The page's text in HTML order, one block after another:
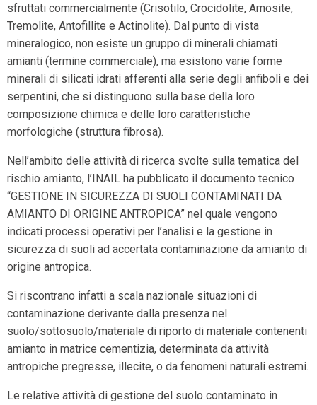
sfruttati commercialmente (Crisotilo, Crocidolite, Amosite,
Tremolite, Antofillite e Actinolite). Dal punto di vista
mineralogico, non esiste un gruppo di minerali chiamati
amianti (termine commerciale), ma esistono varie forme
minerali di silicati idrati afferenti alla serie degli anfiboli e dei
serpentini, che si distinguono sulla base della loro
composizione chimica e delle loro caratteristiche
morfologiche (struttura fibrosa).
Nell’ambito delle attività di ricerca svolte sulla tematica del
rischio amianto, l’INAIL ha pubblicato il documento tecnico
“GESTIONE IN SICUREZZA DI SUOLI CONTAMINATI DA
AMIANTO DI ORIGINE ANTROPICA” nel quale vengono
indicati processi operativi per l’analisi e la gestione in
sicurezza di suoli ad accertata contaminazione da amianto di
origine antropica.
Si riscontrano infatti a scala nazionale situazioni di
contaminazione derivante dalla presenza nel
suolo/sottosuolo/materiale di riporto di materiale contenenti
amianto in matrice cementizia, determinata da attività
antropiche pregresse, illecite, o da fenomeni naturali estremi.
Le relative attività di gestione del suolo contaminato in